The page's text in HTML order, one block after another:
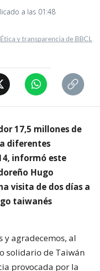
a las 01:48
Ética y transparencia de BBCL
17,5 millones de
diferentes
informó este
Hugo
visita de dos días a
taiwanés
y agradecemos, al
solidario de Taiwán
provocada por la